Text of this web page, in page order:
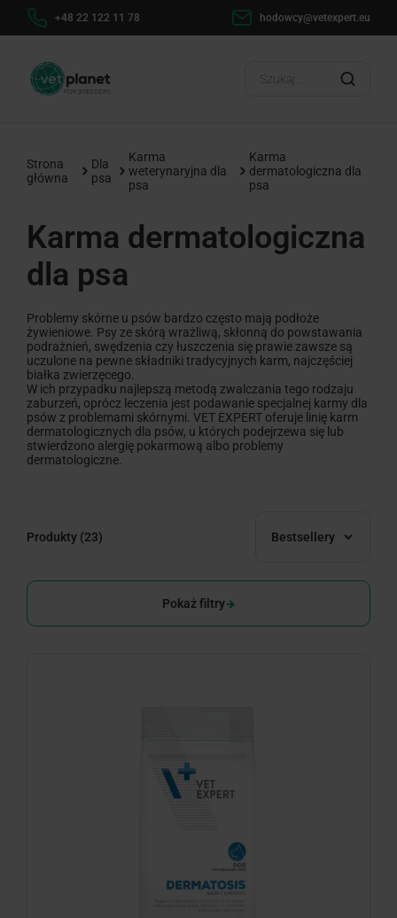
+48 22 122 11 78 hodowcy@vetexpert.eu
Strona
główna
Dla
psa
Karma
weterynaryjna dla
psa
Karma
dermatologiczna dla
psa
Karma dermatologiczna
dla psa
Problemy skórne u psów bardzo często mają podłoże
żywieniowe. Psy ze skórą wrażliwą, skłonną do powstawania
podrażnień, swędzenia czy łuszczenia się prawie zawsze są
uczulone na pewne składniki tradycyjnych karm, najczęściej
białka zwierzęcego.
W ich przypadku najlepszą metodą zwalczania tego rodzaju
zaburzeń, oprócz leczenia jest podawanie specjalnej karmy dla
psów z problemami skórnymi. VET EXPERT oferuje linię karm
dermatologicznych dla psów, u których podejrzewa się lub
stwierdzono alergię pokarmową albo problemy
dermatologiczne.
Produkty (23) Bestsellery
Pokaż filtry